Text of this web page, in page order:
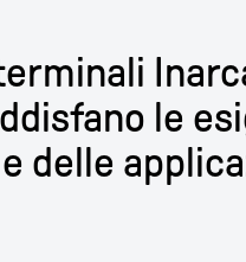
le
delle